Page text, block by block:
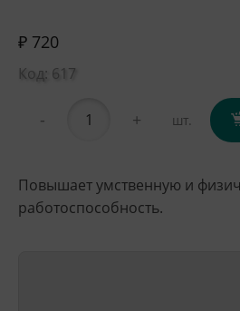
₽ 720
Код: 617
- + шт.
Повышает умственную и
работоспособность.